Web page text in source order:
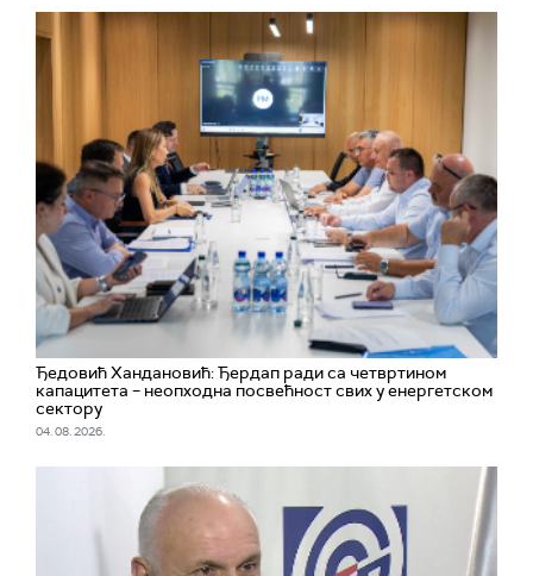
Ђедовић Хандановић: Ђердап ради са четвртином
капацитета – неопходна посвећност свих у енергетском
сектору
04. 08. 2026.